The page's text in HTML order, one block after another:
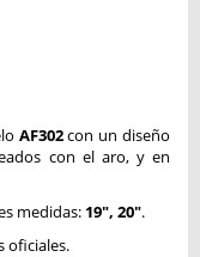
AF302con un diseño
con el aro, y en
medidas: 19", 20".
oficiales.